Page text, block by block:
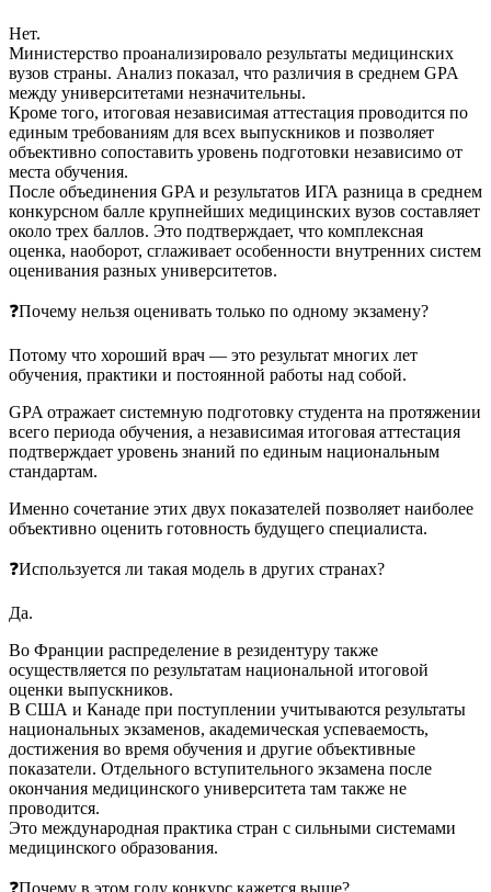
Нет.
Министерство проанализировало результаты медицинских
вузов страны. Анализ показал, что различия в среднем GPA
между университетами незначительны.
Кроме того, итоговая независимая аттестация проводится по
единым требованиям для всех выпускников и позволяет
объективно сопоставить уровень подготовки независимо от
места обучения.
После объединения GPA и результатов ИГА разница в среднем
конкурсном балле крупнейших медицинских вузов составляет
около трех баллов. Это подтверждает, что комплексная
оценка, наоборот, сглаживает особенности внутренних систем
оценивания разных университетов.
❓Почему нельзя оценивать только по одному экзамену?
Потому что хороший врач — это результат многих лет
обучения, практики и постоянной работы над собой.
GPA отражает системную подготовку студента на протяжении
всего периода обучения, а независимая итоговая аттестация
подтверждает уровень знаний по единым национальным
стандартам.
Именно сочетание этих двух показателей позволяет наиболее
объективно оценить готовность будущего специалиста.
❓Используется ли такая модель в других странах?
Да.
Во Франции распределение в резидентуру также
осуществляется по результатам национальной итоговой
оценки выпускников.
В США и Канаде при поступлении учитываются результаты
национальных экзаменов, академическая успеваемость,
достижения во время обучения и другие объективные
показатели. Отдельного вступительного экзамена после
окончания медицинского университета там также не
проводится.
Это международная практика стран с сильными системами
медицинского образования.
❓Почему в этом году конкурс кажется выше?